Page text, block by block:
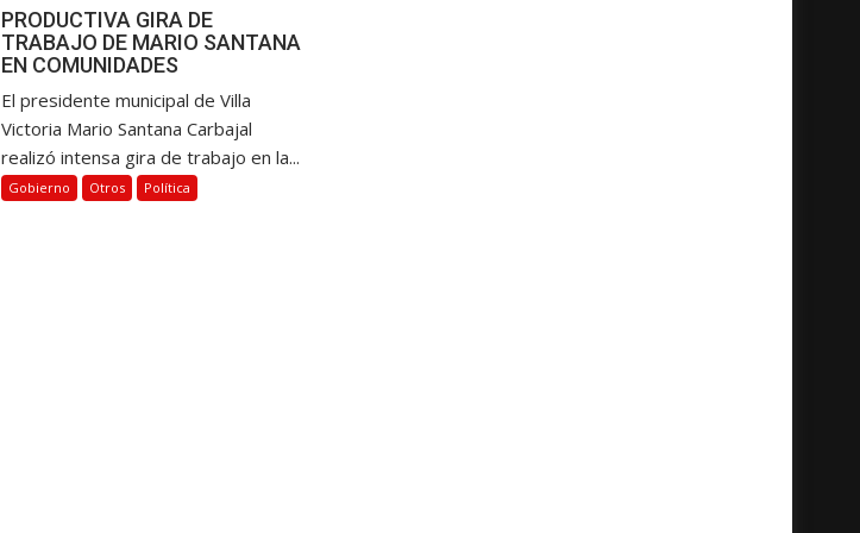
PRODUCTIVA GIRA DE
TRABAJO DE MARIO SANTANA
EN COMUNIDADES
El presidente municipal de Villa
Victoria Mario Santana Carbajal
realizó intensa gira de trabajo en la...
Gobierno Otros Política